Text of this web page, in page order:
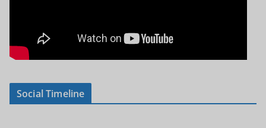
Social Timeline